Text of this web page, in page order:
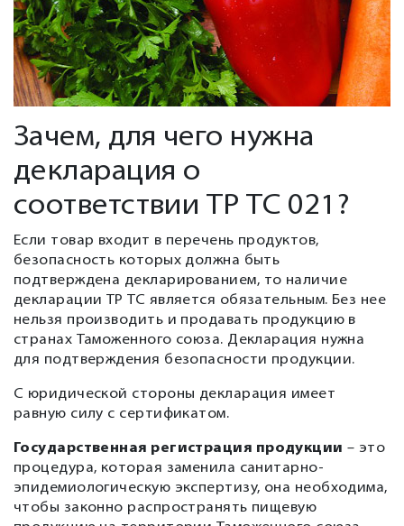
Зачем, для чего нужна
декларация о
соответствии ТР ТС 021?
Если товар входит в перечень продуктов,
безопасность которых должна быть
подтверждена декларированием, то наличие
декларации ТР ТС является обязательным. Без нее
нельзя производить и продавать продукцию в
странах Таможенного союза. Декларация нужна
для подтверждения безопасности продукции.
С юридической стороны декларация имеет
равную силу с сертификатом.
Государственная регистрация продукции – это
процедура, которая заменила санитарно-
эпидемиологическую экспертизу, она необходима,
чтобы законно распространять пищевую